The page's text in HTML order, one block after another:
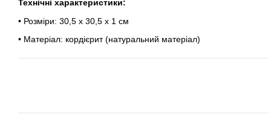
Технічні характеристики:
• Розміри: 30,5 х 30,5 х 1 см
• Матеріал: кордієрит (натуральний матеріал)